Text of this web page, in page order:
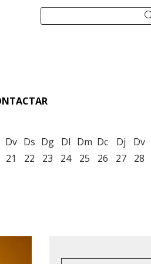
Dv
21
Ds
22
Dg
23
Dl
24
Dm
25
Dc
26
Dj
27
Dv
28